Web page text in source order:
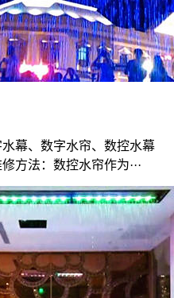
幕、数字水帘、数控水幕
方法：数控水帘作为···